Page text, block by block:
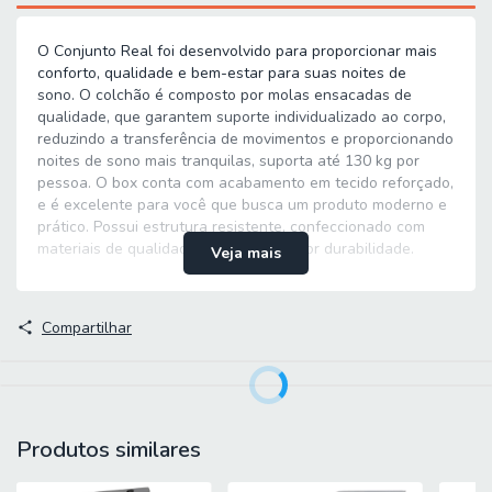
O Conjunto Real foi desenvolvido para proporcionar mais
conforto, qualidade e bem-estar para suas noites de
sono. O colchão é composto por molas ensacadas de
qualidade, que garantem suporte individualizado ao corpo,
reduzindo a transferência de movimentos e proporcionando
noites de sono mais tranquilas, suporta até 130 kg por
pessoa. O box conta com acabamento em tecido reforçado,
e é excelente para você que busca um produto moderno e
prático. Possui estrutura resistente, confeccionado com
materiais de qualidade garantindo maior durabilidade.
MEDIDAS:
Veja mais
Compartilhar
Produtos similares